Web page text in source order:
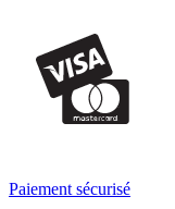
Paiement sécurisé